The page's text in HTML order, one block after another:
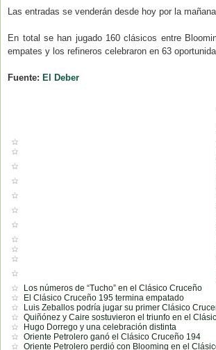
Las entradas se venderán desde hoy por la
En total se han jugado 160 clásicos entre
empates y los refineros celebraron en 63
Fuente: El Deber
Los números de “Tucho” en el Clásico Cruceño
El Clásico Cruceño 195 termina empatado
Luis Zeballos podría jugar su primer Clásico
Quiñónez y Caire sostuvieron el triunfo en el
Hugo Dorrego y una celebración distinta
Oriente Petrolero ganó el Clásico Cruceño 194
Oriente Petrolero perdió con Blooming en el